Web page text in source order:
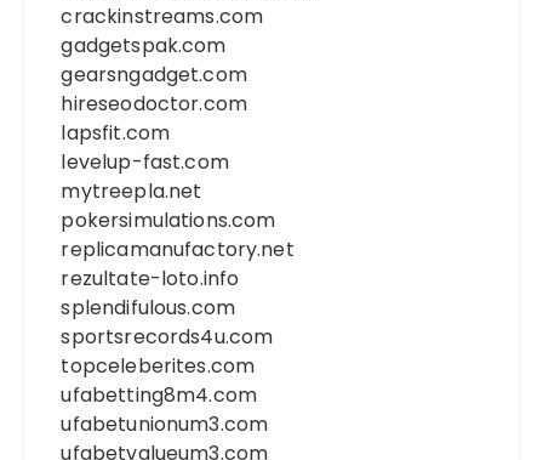
crackinstreams.com
gadgetspak.com
gearsngadget.com
hireseodoctor.com
lapsfit.com
levelup-fast.com
mytreepla.net
pokersimulations.com
replicamanufactory.net
rezultate-loto.info
splendifulous.com
sportsrecords4u.com
topceleberites.com
ufabetting8m4.com
ufabetunionum3.com
ufabetvalueum3.com